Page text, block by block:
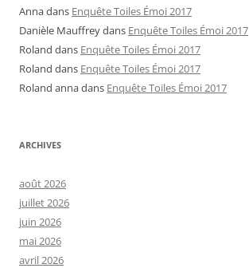
Annadans Enquête Toiles Émoi 2017
Danièle Mauffreydans Enquête Toiles Émoi 2017
Roland dans Enquête Toiles Émoi 2017
Roland dans Enquête Toiles Émoi 2017
Roland annadans Enquête Toiles Émoi 2017
ARCHIVES
août 2026
juillet 2026
juin 2026
mai 2026
avril 2026